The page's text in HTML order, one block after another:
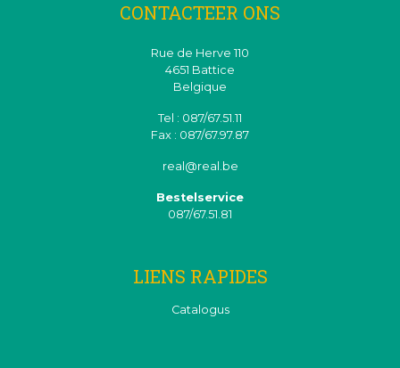
CONTACTEER ONS
Rue de Herve 110
4651 Battice
Belgique
Tel : 087/67.51.11
Fax : 087/67.97.87
real@real.be
Bestelservice
087/67.51.81
LIENS RAPIDES
Catalogus